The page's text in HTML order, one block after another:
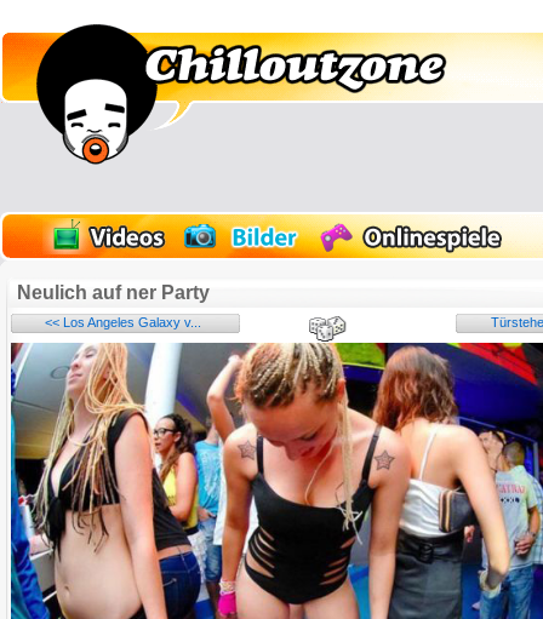
Neulich auf ner Party
<< Los Angeles Galaxy v...
Name:
E-Mail-Adresse (optional):
Kommentar: